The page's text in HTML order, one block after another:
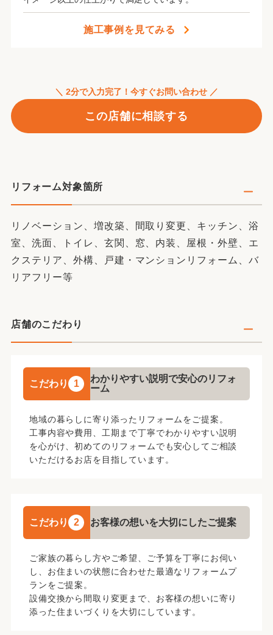
施工事例を見てみる
＼ 2分で入力完了！今すぐお問い合わせ ／
この店舗に相談する
リフォーム対象箇所
リノベーション、増改築、間取り変更、キッチン、浴
室、洗面、トイレ、玄関、窓、内装、屋根・外壁、エ
クステリア、外構、戸建・マンションリフォーム、バ
リアフリー等
店舗のこだわり
こだわり 1
わかりやすい説明で安心のリフォ
ーム
地域の暮らしに寄り添ったリフォームをご提案。
工事内容や費用、工期まで丁寧でわかりやすい説明
を心がけ、初めてのリフォームでも安心してご相談
いただけるお店を目指しています。
こだわり 2 お客様の想いを大切にしたご提案
ご家族の暮らし方やご希望、ご予算を丁寧にお伺い
し、お住まいの状態に合わせた最適なリフォームプ
ランをご提案。
設備交換から間取り変更まで、お客様の想いに寄り
添った住まいづくりを大切にしています。